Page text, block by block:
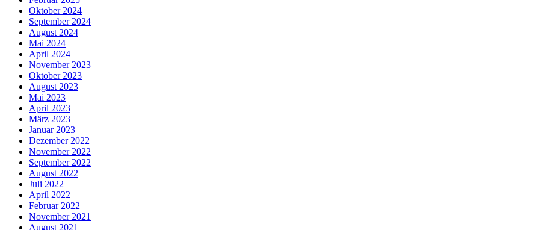
Oktober 2024
September 2024
August 2024
Mai 2024
April 2024
November 2023
Oktober 2023
August 2023
Mai 2023
April 2023
März 2023
Januar 2023
Dezember 2022
November 2022
September 2022
August 2022
Juli 2022
April 2022
Februar 2022
November 2021
August 2021